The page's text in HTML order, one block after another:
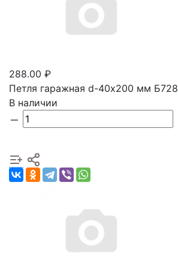
288.00 ₽
Петля гаражная d-40х200 мм Б728
В наличии